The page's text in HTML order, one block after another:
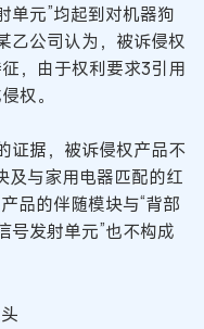
单元”均起到对机器狗
乙公司认为，被诉侵权
，由于权利要求3引用
权。
证据，被诉侵权产品不
及与家用电器匹配的红
品的伴随模块与“背部
号发射单元”也不构成